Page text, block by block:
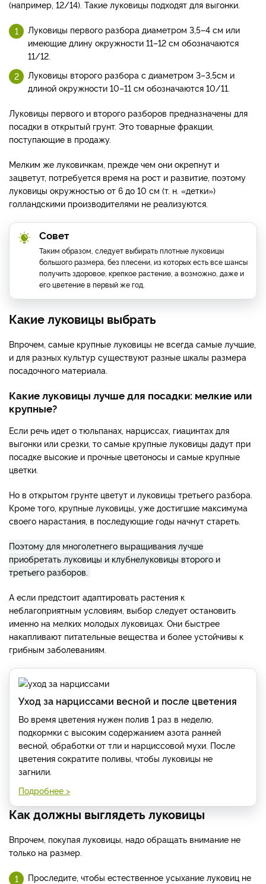
(например, 12/14). Такие луковицы подходят для выгонки.
Луковицы первого разбора диаметром 3,5–4 см или
имеющие длину окружности 11–12 см обозначаются
11/12.
Луковицы второго разбора с диаметром 3–3,5см и
длиной окружности 10–11 см обозначаются 10/11.
Луковицы первого и второго разборов предназначены для
посадки в открытый грунт. Это товарные фракции,
поступающие в продажу.
Мелким же луковичкам, прежде чем они окрепнут и
зацветут, потребуется время на рост и развитие, поэтому
луковицы окружностью от 6 до 10 см (т. н. «детки»)
голландскими производителями не реализуются.
Совет
Таким образом, следует выбирать плотные луковицы
большого размера, без плесени, из которых есть все шансы
получить здоровое, крепкое растение, а возможно, даже и
его цветение в первый же год.
Какие луковицы выбрать
Впрочем, самые крупные луковицы не всегда самые лучшие,
и для разных культур существуют разные шкалы размера
посадочного материала.
Какие луковицы лучше для посадки: мелкие или
крупные?
Если речь идет о тюльпанах, нарциссах, гиацинтах для
выгонки или срезки, то самые крупные луковицы дадут при
посадке высокие и прочные цветоносы и самые крупные
цветки.
Но в открытом грунте цветут и луковицы третьего разбора.
Кроме того, крупные луковицы, уже достигшие максимума
своего нарастания, в последующие годы начнут стареть.
Поэтому для многолетнего выращивания лучше
приобретать луковицы и клубнелуковицы второго и
третьего разборов.
А если предстоит адаптировать растения к
неблагоприятным условиям, выбор следует остановить
именно на мелких молодых луковицах. Они быстрее
накапливают питательные вещества и более устойчивы к
грибным заболеваниям.
Уход за нарциссами весной и после цветения
Во время цветения нужен полив 1 раз в неделю,
подкормки с высоким содержанием азота ранней
весной, обработки от тли и нарциссовой мухи. После
цветения сократите поливы, чтобы луковицы не
загнили.
Подробнее >
Как должны выглядеть луковицы
Впрочем, покупая луковицы, надо обращать внимание не
только на размер.
Проследите, чтобы естественное усыхание луковиц не